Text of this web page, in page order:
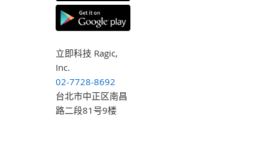
立即科技 Ragic,
Inc.
02-7728-8692
台北市中正区南昌
路二段81号9楼